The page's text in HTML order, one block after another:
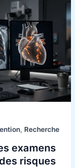
, Recherche
examens
risques